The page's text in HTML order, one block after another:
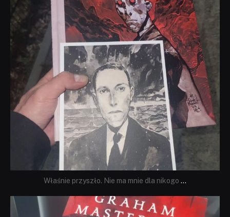
Właśnie przyszło. Nie ma mnie dla nikogo ...
dobryhorror
Sie 23